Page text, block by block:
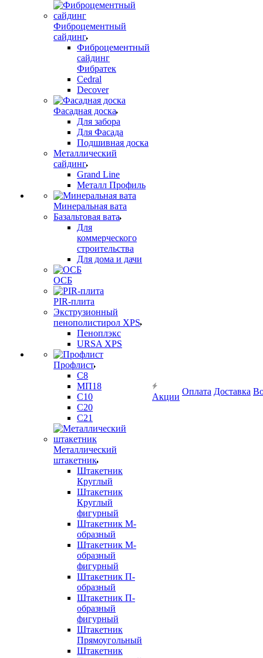
Фиброцементный
сайдинг
Фиброцементный
сайдинг
Фибратек
Cedral
Decover
Фасадная доска
Для забора
Для Фасада
Подшивная доска
Металлический
сайдинг
Grand Line
Металл Профиль
Минеральная вата
Базальтовая вата
Для
коммерческого
строительства
Для дома и дачи
ОСБ
PIR-плита
Экструзионный
пенополистирол XPS
Пеноплэкс
URSA XPS
Профлист
С8
МП18
С10
С20
С21
Металлический
штакетник
Штакетник
Круглый
Штакетник
Круглый
фигурный
Штакетник М-
образный
Штакетник М-
образный
фигурный
Штакетник П-
образный
Штакетник П-
образный
фигурный
Штакетник
Прямоугольный
Штакетник
Акции
Оплата Доставка